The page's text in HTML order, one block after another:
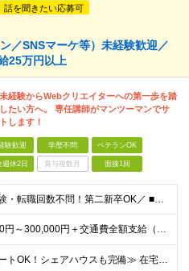
話を聞きたい応募可
／SNSマーケ等）未経験歓迎／
25万円以上
経験からWebクリエイターへの第一歩を踏
たい方へ。 専任講師がマンツーマンでサ
します！
験歓迎 学歴不問 ベテランOK
週休2日 賞与複数月 面接1回
＼学歴・経験・転職回数不問！第二新卒OK／ ■未経験OK ■Webクリエイターを目指したい方 ★20〜30代が活躍中︕同年代の仲間と⼀緒に働きたいという⽅にもピッタリです ★26卒・27卒の新卒予定者
⽉給250,000円～300,000円＋交通費全額⽀給（正社員登⽤後︓昇給年4回） ※給与は経験・スキルなどを考慮の上、最終決定いたします ※上記額にはみなし残業代(⽉14時間分、2万4,648円分
≪フルリモートOK！シェアハウスも完備≫ 在宅勤務(通勤不要)、または希望により一都三県・大阪・名古屋・福岡を中心とした全国の各プロジェクト先での勤務となります。 ※直行直帰OK ★勤務エリアはご希望